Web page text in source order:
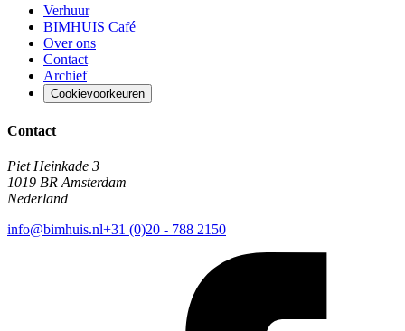
Verhuur
BIMHUIS Café
Over ons
Contact
Archief
Cookievoorkeuren
Contact
Piet Heinkade 3
1019 BR Amsterdam
Nederland
info@bimhuis.nl+31 (0)20 - 788 2150